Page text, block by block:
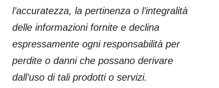
l’accuratezza, la pertinenza o l’integralità
delle informazioni fornite e declina
espressamente ogni responsabilità per
perdite o danni che possano derivare
dall’uso di tali prodotti o servizi.